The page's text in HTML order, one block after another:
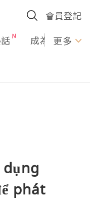
會員登記
成為U更多
dụng
phát